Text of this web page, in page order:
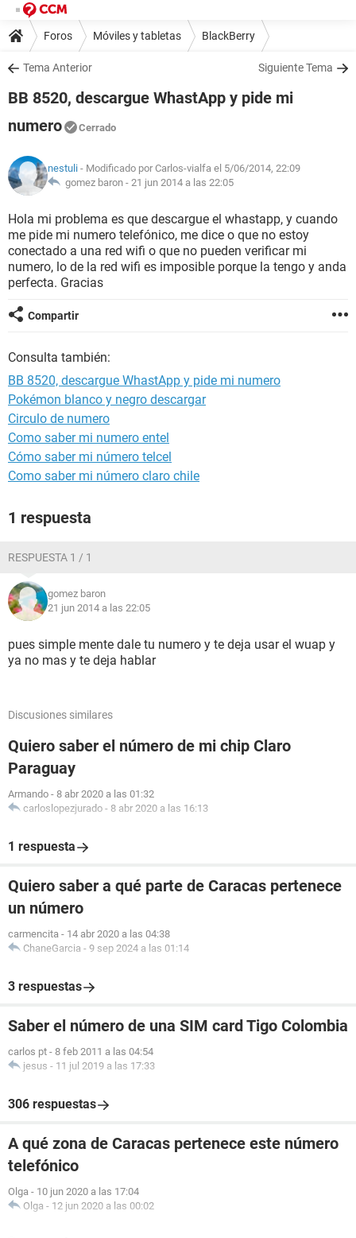
Foros Móviles y tabletas BlackBerry
Tema Anterior Siguiente Tema
BB 8520, descargue WhastApp y pide mi
numero
Cerrado
nestuli - Modificado por Carlos-vialfa el 5/06/2014, 22:09
gomez baron - 21 jun 2014 a las 22:05
Hola mi problema es que descargue el whastapp, y cuando
me pide mi numero telefónico, me dice o que no estoy
conectado a una red wifi o que no pueden verificar mi
numero, lo de la red wifi es imposible porque la tengo y anda
perfecta. Gracias
Compartir
Consulta también:
BB 8520, descargue WhastApp y pide mi numero
Pokémon blanco y negro descargar
Circulo de numero
Como saber mi numero entel
Cómo saber mi número telcel
Como saber mi número claro chile
1 respuesta
RESPUESTA 1 / 1
gomez baron
21 jun 2014 a las 22:05
pues simple mente dale tu numero y te deja usar el wuap y
ya no mas y te deja hablar
Discusiones similares
Quiero saber el número de mi chip Claro
Paraguay
Armando - 8 abr 2020 a las 01:32
carloslopezjurado - 8 abr 2020 a las 16:13
1 respuesta
Quiero saber a qué parte de Caracas pertenece
un número
carmencita - 14 abr 2020 a las 04:38
ChaneGarcia - 9 sep 2024 a las 01:14
3 respuestas
Saber el número de una SIM card Tigo Colombia
carlos pt - 8 feb 2011 a las 04:54
jesus - 11 jul 2019 a las 17:33
306 respuestas
A qué zona de Caracas pertenece este número
telefónico
Olga - 10 jun 2020 a las 17:04
Olga - 12 jun 2020 a las 00:02